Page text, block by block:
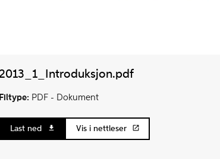
Filtype: PDF - Dokument
Last ned Vis i nettleser